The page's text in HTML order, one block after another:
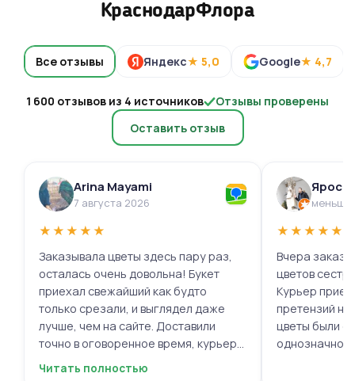
КраснодарФлора
Все отзывы Яндекс★ 5,0 Google★ 4,7
1 600 отзывов из 4 источников
Отзывы проверены
Оставить отзыв
Arina Mayami
7 августа 2026
★★★★★
Заказывала цветы здесь пару раз,
осталась очень довольна! Букет
приехал свежайший как будто
только срезали, и выглядел даже
лучше, чем на сайте. Доставили
точно в оговоренное время, курьер
вежливый, ещё и открытку с тёплыми
Читать полностью
меньше
★★★★★
Вчера
цветов
Курьер
претензий
цветы были
однозначно.